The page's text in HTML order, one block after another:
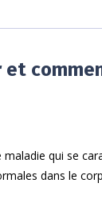
et
qui se
dans le